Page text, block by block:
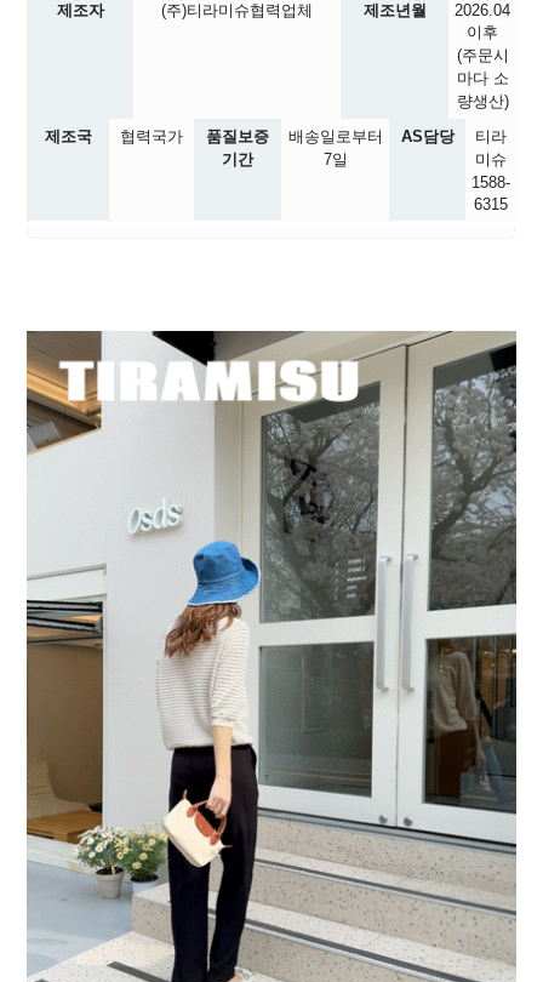
제조자 (주)티라미슈협력업체 제조년월
2026.04
이후
(주문시
마다 소
량생산)
제조국
협력국가
품질보증
기간
배송일로부터
7일
AS담당
티라
미슈
1588-
6315